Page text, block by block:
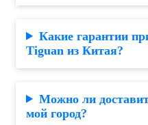
Какие гарантии
Tiguan из Китая?
Можно ли
мой город?